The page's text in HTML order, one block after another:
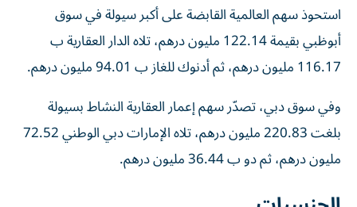
استحوذ سهم العالمية القابضة على أكبر سيولة في سوق
أبوظبي بقيمة 122.14 مليون درهم، تلاه الدار العقارية ب
116.17 مليون درهم، ثم أدنوك للغاز ب 94.01 مليون درهم.
وفي سوق دبي، تصدّر سهم إعمار العقارية النشاط بسيولة
بلغت 220.83 مليون درهم، تلاه الإمارات دبي الوطني 72.52
مليون درهم، ثم دو ب 36.44 مليون درهم.